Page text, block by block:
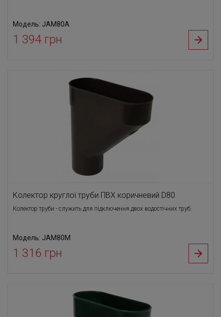
Модель: JAM80A
1 394 грн
Колектор круглої труби ПВХ коричневий D80
Колектор труби - служить для підключення двох водостічних труб.
Модель: JAM80M
1 316 грн